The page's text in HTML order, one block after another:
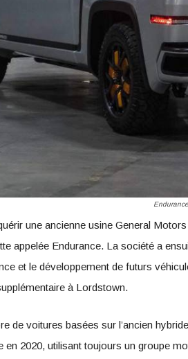
une ancienne usine General
appelée Endurance. La société a
et le développement de futurs
à Lordstown.
de voitures basées sur l’ancien
en 2020, utilisant toujours un groupe